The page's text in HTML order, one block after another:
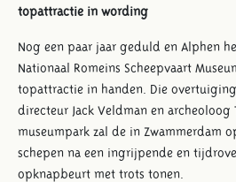
topattractie in wording
Nog een paar jaar geduld en Alphen
Nationaal Romeins Scheepvaart
topattractie in handen. Die
directeur Jack Veldman en archeoloog
museumpark zal de in Zwammerdam
schepen na een ingrijpende en
opknapbeurt met trots tonen.